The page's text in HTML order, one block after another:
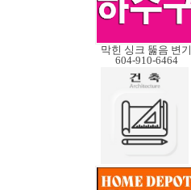
막힌 싱크 뚫음 변기
604-910-6464